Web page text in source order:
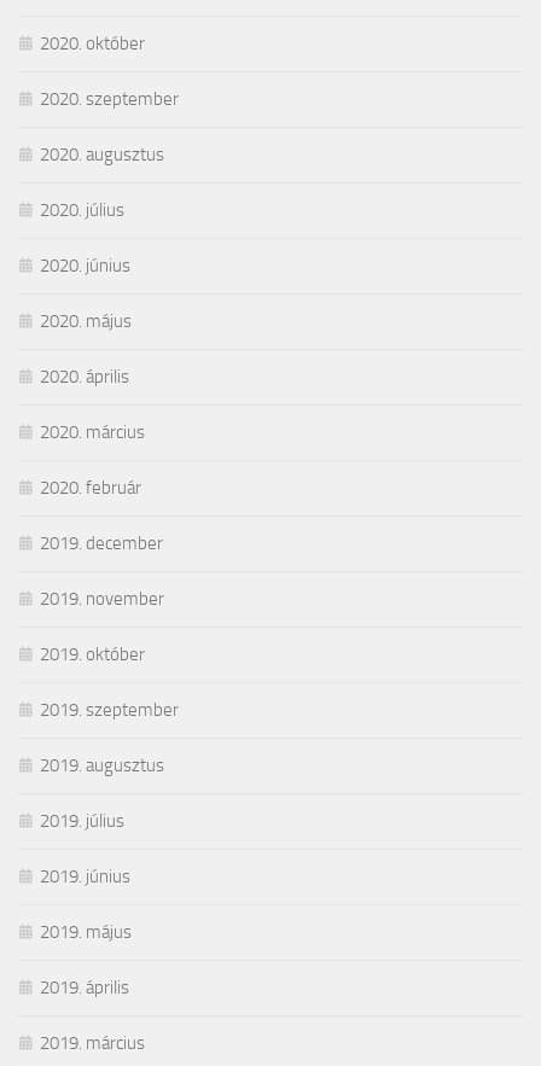
2020. október
2020. szeptember
2020. augusztus
2020. július
2020. június
2020. május
2020. április
2020. március
2020. február
2019. december
2019. november
2019. október
2019. szeptember
2019. augusztus
2019. július
2019. június
2019. május
2019. április
2019. március